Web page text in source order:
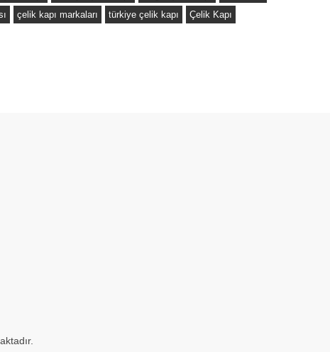
çelik kapı markaları türkiye çelik kapı
Çelik Kapı